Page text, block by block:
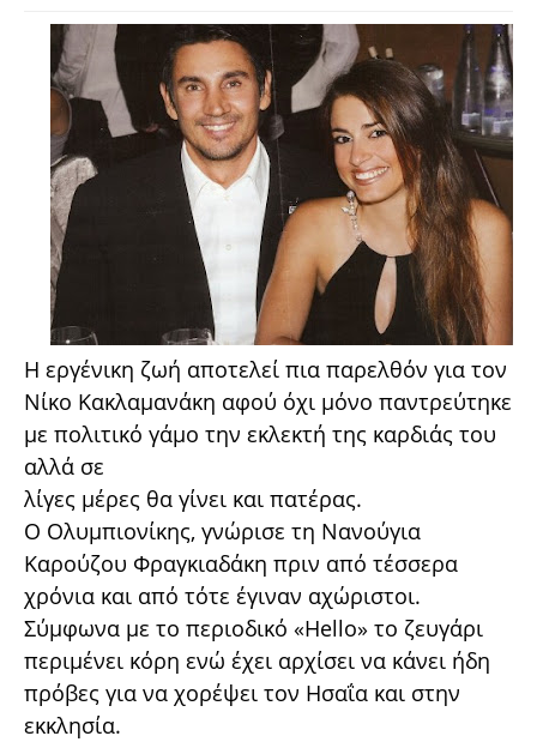
Η εργένικη ζωή αποτελεί πια παρελθόν για τον
Νίκο Κακλαμανάκη αφού όχι μόνο παντρεύτηκε
με πολιτικό γάμο την εκλεκτή της καρδιάς του
αλλά σε
λίγες μέρες θα γίνει και πατέρας.
Ο Ολυμπιονίκης, γνώρισε τη Νανούγια
Καρούζου Φραγκιαδάκη πριν από τέσσερα
χρόνια και από τότε έγιναν αχώριστοι.
Σύμφωνα με το περιοδικό «Hello» το ζευγάρι
περιμένει κόρη ενώ έχει αρχίσει να κάνει ήδη
πρόβες για να χορέψει τον Ησαΐα και στην
εκκλησία.